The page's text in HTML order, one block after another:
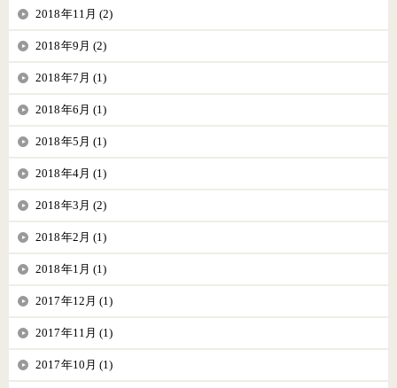
2018年11月 (2)
2018年9月 (2)
2018年7月 (1)
2018年6月 (1)
2018年5月 (1)
2018年4月 (1)
2018年3月 (2)
2018年2月 (1)
2018年1月 (1)
2017年12月 (1)
2017年11月 (1)
2017年10月 (1)